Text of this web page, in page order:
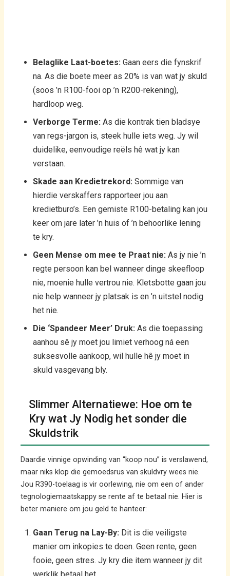
Belaglike Laat-boetes: Gaan eers die fynskrif
na. As die boete meer as 20% is van wat jy skuld
(soos ’n R100-fooi op ’n R200-rekening),
hardloop weg.
Verborge Terme: As die kontrak tien bladsye
van regs-jargon is, steek hulle iets weg. Jy wil
duidelike, eenvoudige reëls hê wat jy kan
verstaan.
Skade aan Kredietrekord: Sommige van
hierdie verskaffers rapporteer jou aan
kredietburo’s. Een gemiste R100-betaling kan jou
keer om jare later ’n huis of ’n behoorlike lening
te kry.
Geen Mense om mee te Praat nie: As jy nie ’n
regte persoon kan bel wanneer dinge skeefloop
nie, moenie hulle vertrou nie. Kletsbotte gaan jou
nie help wanneer jy platsak is en ’n uitstel nodig
het nie.
Die ‘Spandeer Meer’ Druk: As die toepassing
aanhou sê jy moet jou limiet verhoog ná een
suksesvolle aankoop, wil hulle hê jy moet in
skuld vasgevang bly.
Slimmer Alternatiewe: Hoe om te
Kry wat Jy Nodig het sonder die
Skuldstrik
Daardie vinnige opwinding van “koop nou” is verslawend,
maar niks klop die gemoedsrus van skuldvry wees nie.
Jou R390-toelaag is vir oorlewing, nie om een of ander
tegnologiemaatskappy se rente af te betaal nie. Hier is
beter maniere om jou geld te hanteer:
Gaan Terug na Lay-By: Dit is die veiligste
manier om inkopies te doen. Geen rente, geen
fooie, geen stres. Jy kry die item wanneer jy dit